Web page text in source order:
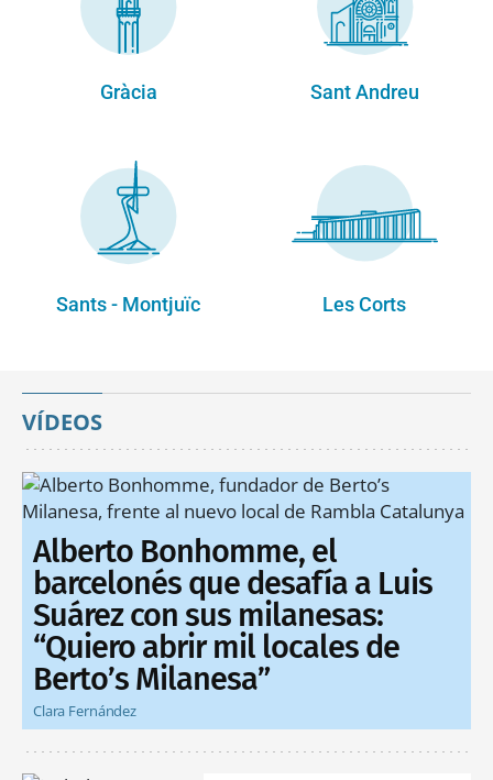
Gràcia Sant Andreu
Sants - Montjuïc Les Corts
VÍDEOS
Alberto Bonhomme, el
barcelonés que desafía a Luis
Suárez con sus milanesas:
“Quiero abrir mil locales de
Berto’s Milanesa”
Clara Fernández